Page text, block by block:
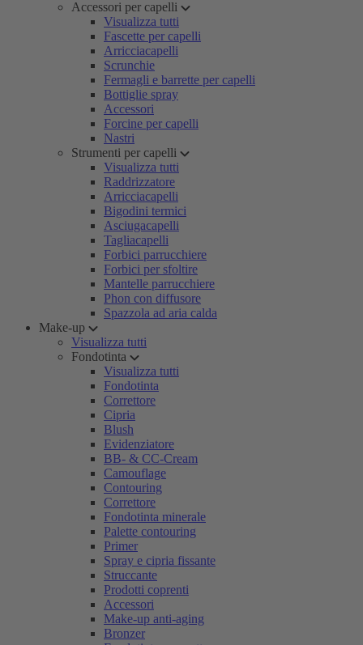
Accessori per capelli
Visualizza tutti
Fascette per capelli
Arricciacapelli
Scrunchie
Fermagli e barrette per capelli
Bottiglie spray
Accessori
Forcine per capelli
Nastri
Strumenti per capelli
Visualizza tutti
Raddrizzatore
Arricciacapelli
Bigodini termici
Asciugacapelli
Tagliacapelli
Forbici parrucchiere
Forbici per sfoltire
Mantelle parrucchiere
Phon con diffusore
Spazzola ad aria calda
Make-up
Visualizza tutti
Fondotinta
Visualizza tutti
Fondotinta
Correttore
Cipria
Blush
Evidenziatore
BB- & CC-Cream
Camouflage
Contouring
Correttore
Fondotinta minerale
Palette contouring
Primer
Spray e cipria fissante
Struccante
Prodotti coprenti
Accessori
Make-up anti-aging
Bronzer